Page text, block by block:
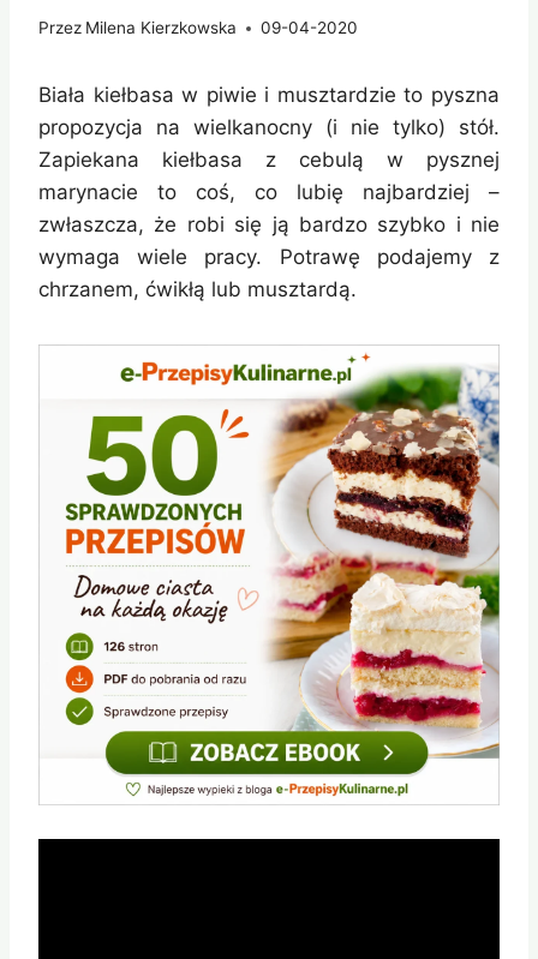
Przez Milena Kierzkowska 09-04-2020
Biała kiełbasa w piwie i musztardzie to pyszna
propozycja na wielkanocny (i nie tylko) stół.
Zapiekana kiełbasa z cebulą w pysznej
marynacie to coś, co lubię najbardziej –
zwłaszcza, że robi się ją bardzo szybko i nie
wymaga wiele pracy. Potrawę podajemy z
chrzanem, ćwikłą lub musztardą.